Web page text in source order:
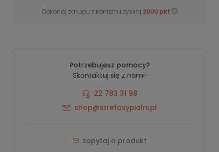
Dokonaj zakupu z kontem i zyskaj 2000pkt
Potrzebujesz pomocy?
Skontaktuj się z nami!
22 783 31 98
shop@strefasypialni.pl
zapytaj o produkt